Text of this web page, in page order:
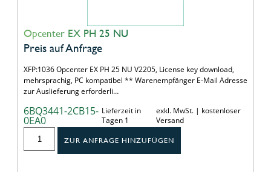
Opcenter EX PH 25 NU
Preis auf Anfrage
XFP:1036 Opcenter EX PH 25 NU V2205, License key download,
mehrsprachig, PC kompatibel ** Warenempfänger E-Mail Adresse
zur Auslieferung erforderli…
6BQ3441-2CB15-
0EA0
Lieferzeit in
Tagen 1
exkl. MwSt. | kostenloser
Versand
ZUR ANFRAGE HINZUFÜGEN